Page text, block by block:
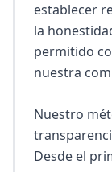
establecer
la
permitido
nuestra
Nuestro
Desde el